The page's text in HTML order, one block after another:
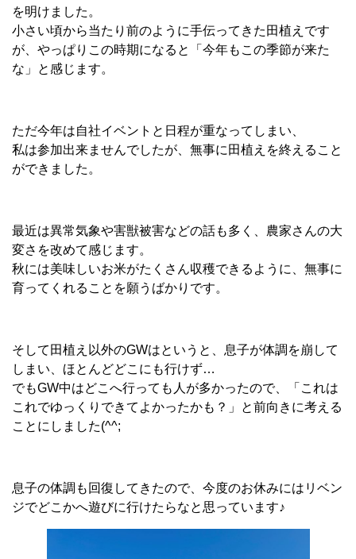
を明けました。
小さい頃から当たり前のように手伝ってきた田植えです
が、やっぱりこの時期になると「今年もこの季節が来た
な」と感じます。
ただ今年は自社イベントと日程が重なってしまい、
私は参加出来ませんでしたが、無事に田植えを終えること
ができました。
最近は異常気象や害獣被害などの話も多く、農家さんの大
変さを改めて感じます。
秋には美味しいお米がたくさん収穫できるように、無事に
育ってくれることを願うばかりです。
そして田植え以外のGWはというと、息子が体調を崩して
しまい、ほとんどどこにも行けず…
でもGW中はどこへ行っても人が多かったので、「これは
これでゆっくりできてよかったかも？」と前向きに考える
ことにしました(^^;
息子の体調も回復してきたので、今度のお休みにはリベン
ジでどこかへ遊びに行けたらなと思っています♪